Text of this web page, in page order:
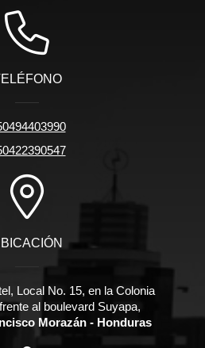
Local No. 15, en la Colonia
al boulevard Suyapa,
Morazán - Honduras